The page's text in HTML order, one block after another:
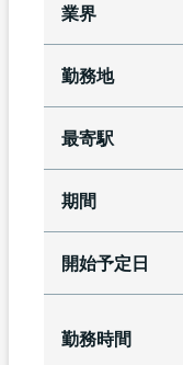
業界
勤務地
最寄駅
期間
開始予定日
勤務時間